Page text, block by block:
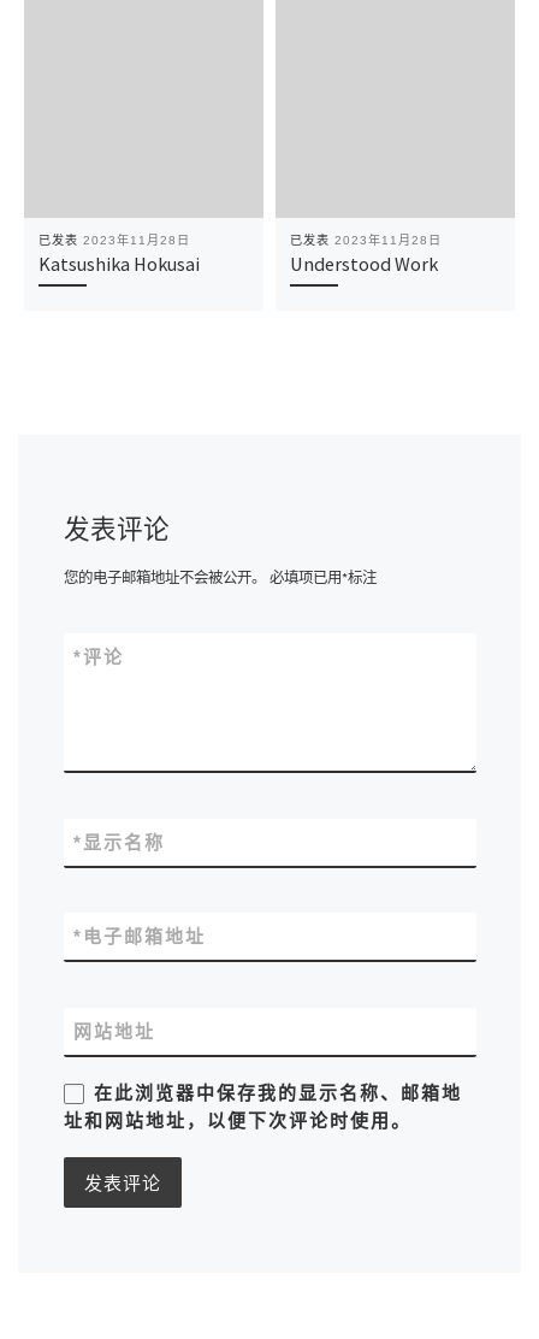
已发表 2023年11月28日
Katsushika Hokusai
已发表 2023年11月28日
Understood Work
发表评论
您的电子邮箱地址不会被公开。 必填项已用*标注
评论
*
显示名称
*
电子邮箱地址
*
网站地址
在此浏览器中保存我的显示名称、邮箱地
址和网站地址，以便下次评论时使用。